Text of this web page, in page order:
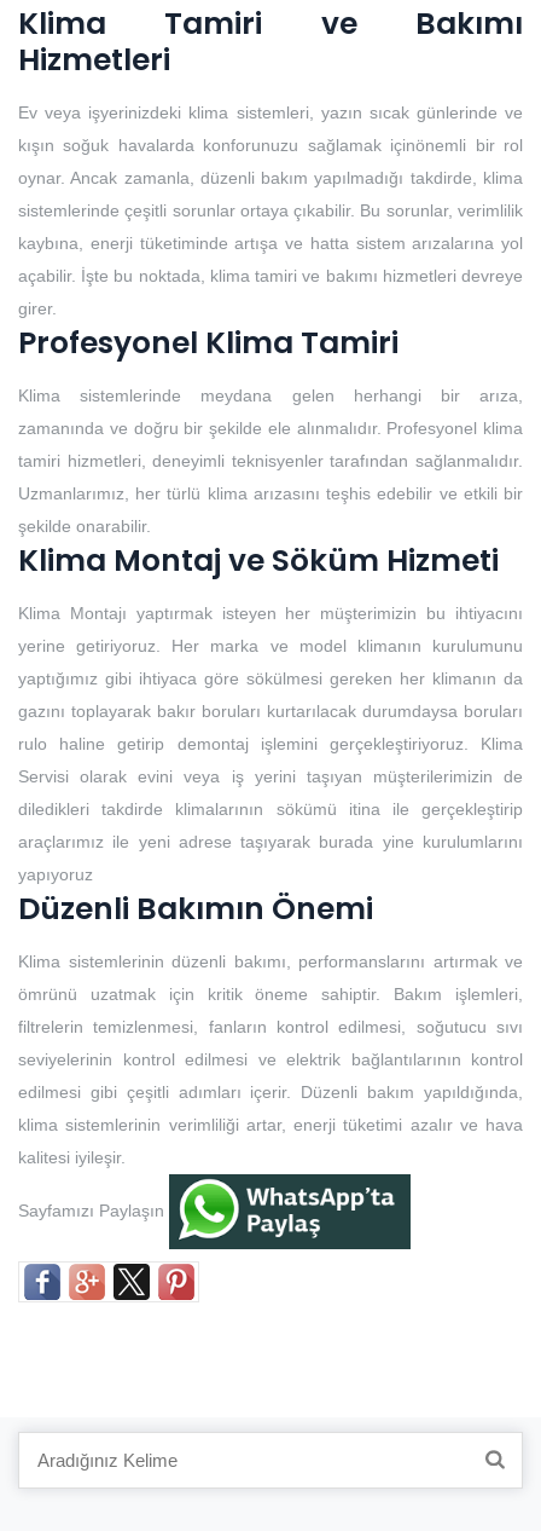
Klima Tamiri ve Bakımı
Hizmetleri
Ev veya işyerinizdeki klima sistemleri, yazın sıcak günlerinde ve
kışın soğuk havalarda konforunuzu sağlamak içinönemli bir rol
oynar. Ancak zamanla, düzenli bakım yapılmadığı takdirde, klima
sistemlerinde çeşitli sorunlar ortaya çıkabilir. Bu sorunlar, verimlilik
kaybına, enerji tüketiminde artışa ve hatta sistem arızalarına yol
açabilir. İşte bu noktada, klima tamiri ve bakımı hizmetleri devreye
girer.
Profesyonel Klima Tamiri
Klima sistemlerinde meydana gelen herhangi bir arıza,
zamanında ve doğru bir şekilde ele alınmalıdır. Profesyonel klima
tamiri hizmetleri, deneyimli teknisyenler tarafından sağlanmalıdır.
Uzmanlarımız, her türlü klima arızasını teşhis edebilir ve etkili bir
şekilde onarabilir.
Klima Montaj ve Söküm Hizmeti
Klima Montajı yaptırmak isteyen her müşterimizin bu ihtiyacını
yerine getiriyoruz. Her marka ve model klimanın kurulumunu
yaptığımız gibi ihtiyaca göre sökülmesi gereken her klimanın da
gazını toplayarak bakır boruları kurtarılacak durumdaysa boruları
rulo haline getirip demontaj işlemini gerçekleştiriyoruz. Klima
Servisi olarak evini veya iş yerini taşıyan müşterilerimizin de
diledikleri takdirde klimalarının sökümü itina ile gerçekleştirip
araçlarımız ile yeni adrese taşıyarak burada yine kurulumlarını
yapıyoruz
Düzenli Bakımın Önemi
Klima sistemlerinin düzenli bakımı, performanslarını artırmak ve
ömrünü uzatmak için kritik öneme sahiptir. Bakım işlemleri,
filtrelerin temizlenmesi, fanların kontrol edilmesi, soğutucu sıvı
seviyelerinin kontrol edilmesi ve elektrik bağlantılarının kontrol
edilmesi gibi çeşitli adımları içerir. Düzenli bakım yapıldığında,
klima sistemlerinin verimliliği artar, enerji tüketimi azalır ve hava
kalitesi iyileşir.
Sayfamızı Paylaşın